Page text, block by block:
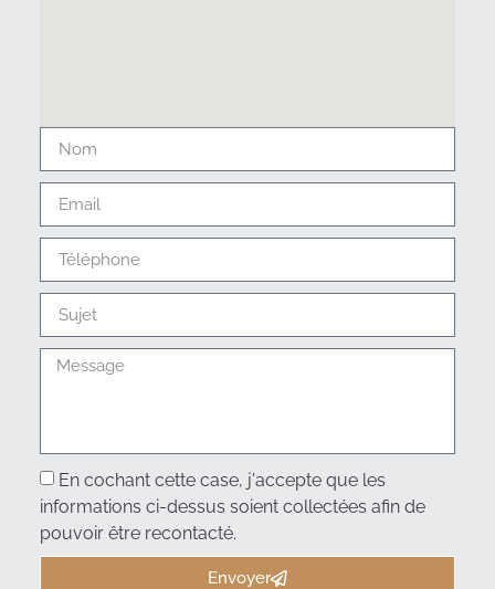
En cochant cette case, j'accepte que les
informations ci-dessus soient collectées afin de
pouvoir être recontacté.
Envoyer